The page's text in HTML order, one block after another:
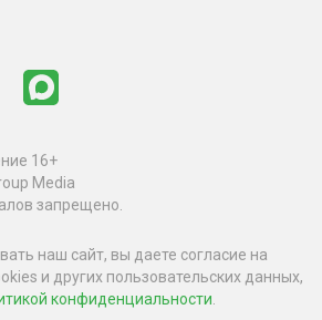
16+
Media
запрещено.
наш сайт, вы даете согласие на
и других пользовательских данных,
конфиденциальности